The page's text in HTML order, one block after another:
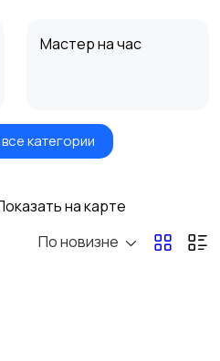
Мастер на час
Транспорт,
IT, интернет, телеком
категории
на карте
По новизне